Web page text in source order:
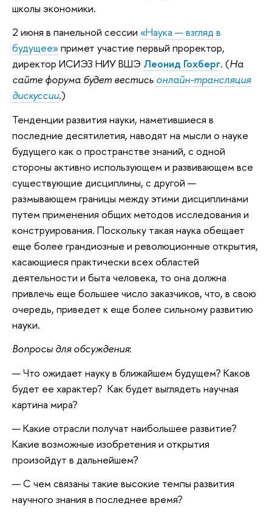
школы экономики.
2 июня в панельной сессии «Наука — взгляд в
будущее»примет участие первый проректор,
директор ИСИЭЗ НИУ ВШЭ Леонид Гохберг. (На
сайте форума будет вестись онлайн-трансляция
дискуссии.)
Тенденции развития науки, наметившиеся в
последние десятилетия, наводят на мысли о науке
будущего как о пространстве знаний, с одной
стороны активно использующем и развивающем все
существующие дисциплины, с другой —
размывающем границы между этими дисциплинами
путем применения общих методов исследования и
конструирования. Поскольку такая наука обещает
еще более грандиозные и революционные открытия,
касающиеся практически всех областей
деятельности и быта человека, то она должна
привлечь еще большее число заказчиков, что, в свою
очередь, приведет к еще более сильному развитию
науки.
Вопросы для обсуждения:
Что ожидает науку в ближайшем будущем? Каков
будет ее характер? Как будет выглядеть научная
картина мира?
Какие отрасли получат наибольшее развитие?
Какие возможные изобретения и открытия
произойдут в дальнейшем?
С чем связаны такие высокие темпы развития
научного знания в последнее время?